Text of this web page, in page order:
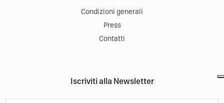
Condizioni generali
Press
Contatti
Iscriviti alla Newsletter